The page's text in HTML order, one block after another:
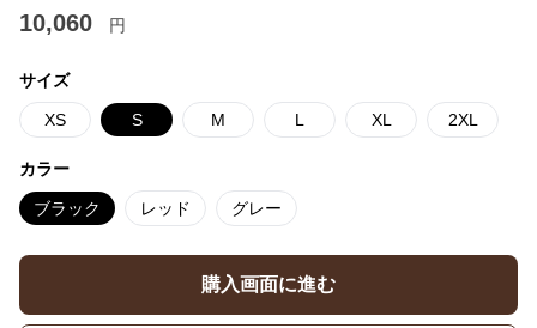
10,060 円
サイズ
XS S M L XL 2XL
カラー
ブラック レッド グレー
購入画面に進む